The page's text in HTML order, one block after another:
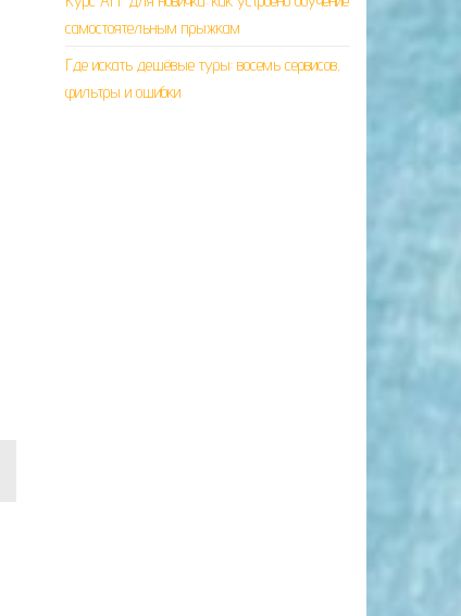
самостоятельным прыжкам
Где искать дешёвые туры: восемь сервисов,
фильтры и ошибки